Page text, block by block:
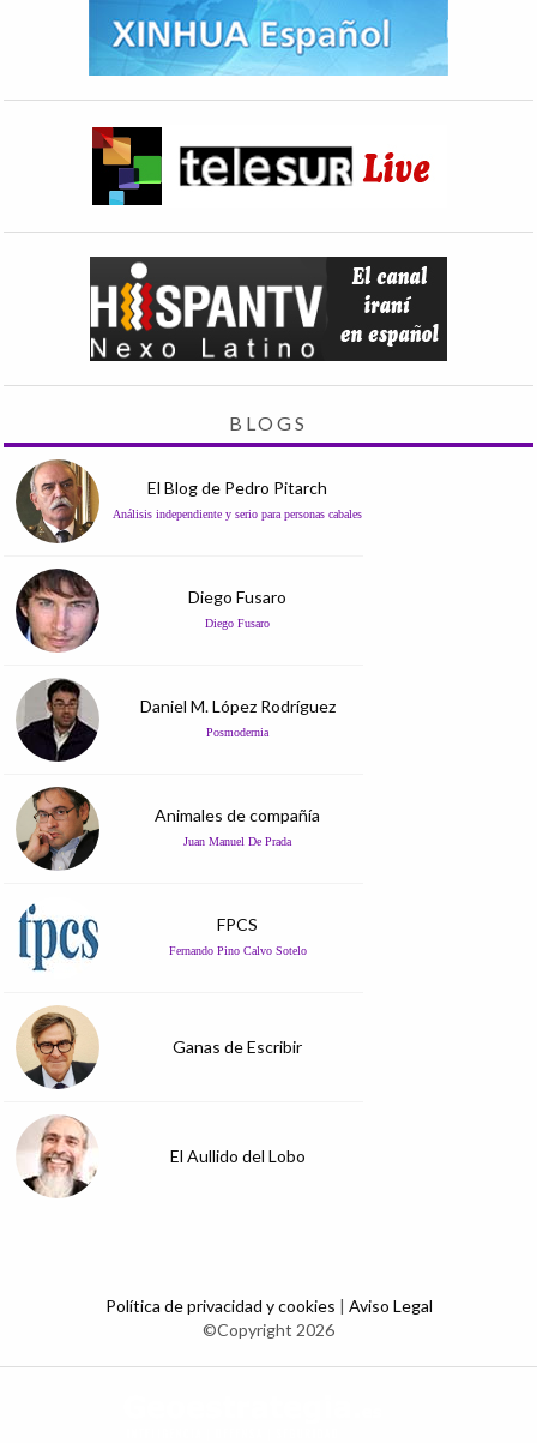
BLOGS
El Blog de Pedro Pitarch
Análisis independiente y serio para personas cabales
Diego Fusaro
Diego Fusaro
Daniel M. López Rodríguez
Posmodernia
Animales de compañía
Juan Manuel De Prada
FPCS
Fernando Pino Calvo Sotelo
Ganas de Escribir
El Aullido del Lobo
Política de privacidad y cookies | Aviso Legal
©Copyright 2026